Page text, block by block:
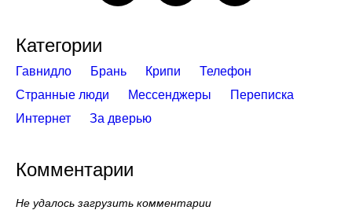
Категории
Гавнидло Брань Крипи
Телефон
Странные люди
Мессенджеры
Переписка
Интернет
За дверью
Комментарии
Не удалось загрузить комментарии